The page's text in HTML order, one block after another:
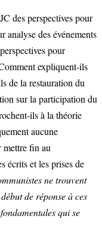
des perspectives pour
analyse des événements
pour
expliquent-ils
de la restauration du
sur la participation du
ils à la théorie
aucune
mettre fin au
écrits et les prises de
ne trouvent
de réponse à ces
qui se